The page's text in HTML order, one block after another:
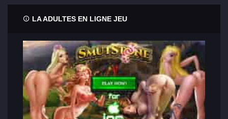
LA ADULTES EN LIGNE JEU